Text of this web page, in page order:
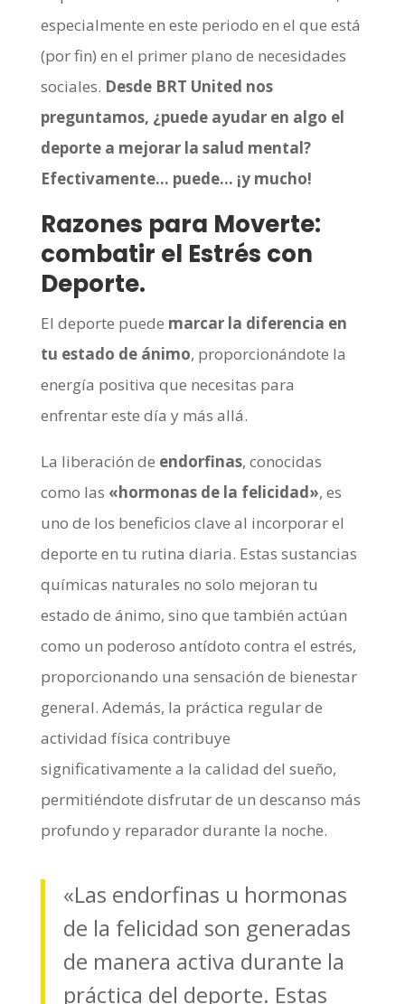
especialmente en este periodo en el que está
(por fin) en el primer plano de necesidades
sociales. Desde BRT United nos
preguntamos, ¿puede ayudar en algo el
deporte a mejorar la salud mental?
Efectivamente… puede… ¡y mucho!
Razones para Moverte:
combatir el Estrés con
Deporte.
El deporte puede marcar la diferencia en
tu estado de ánimo, proporcionándote la
energía positiva que necesitas para
enfrentar este día y más allá.
La liberación de endorfinas, conocidas
como las «hormonas de la felicidad», es
uno de los beneficios clave al incorporar el
deporte en tu rutina diaria. Estas sustancias
químicas naturales no solo mejoran tu
estado de ánimo, sino que también actúan
como un poderoso antídoto contra el estrés,
proporcionando una sensación de bienestar
general. Además, la práctica regular de
actividad física contribuye
significativamente a la calidad del sueño,
permitiéndote disfrutar de un descanso más
profundo y reparador durante la noche.
«Las endorfinas u hormonas
de la felicidad son generadas
de manera activa durante la
práctica del deporte. Estas